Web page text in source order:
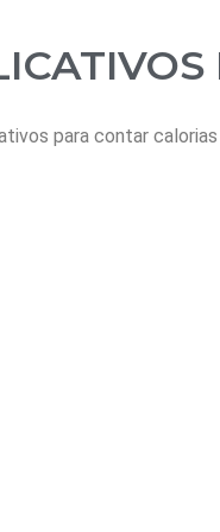
para contar